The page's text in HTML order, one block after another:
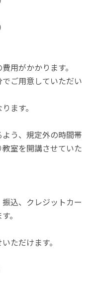
用がかかります。
ご用意していただい
ます。
う、規定外の時間帯
室を開講させていた
込、クレジットカー
。
ただけます。